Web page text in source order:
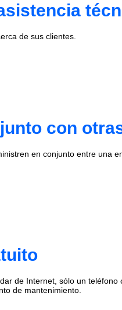
de sus clientes.
con
en conjunto entre una
de Internet, sólo un
de mantenimiento.